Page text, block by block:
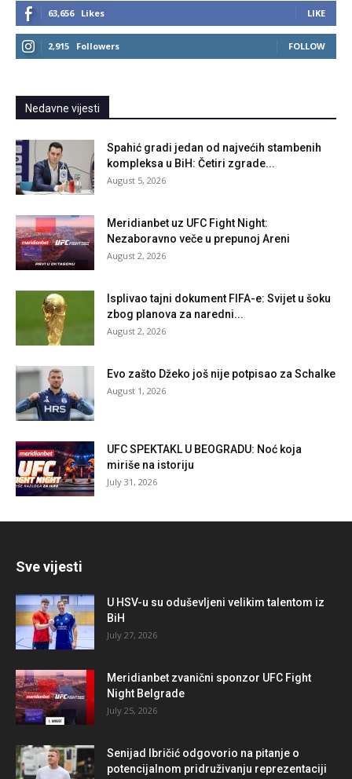
63,656 Likes LIKE
2,915 Followers FOLLOW
Nedavne vijesti
Spahić gradi jedan od najvećih stambenih
kompleksa u BiH: Četiri zgrade...
August 5, 2026
Meridianbet uz UFC Fight Night:
Nezaboravno veče u prepunoj Areni
August 2, 2026
Isplivao tajni dokument FIFA-e: Svijet u šoku
zbog planova za naredni...
August 2, 2026
Evo zašto Džeko još nije potpisao za Schalke
August 1, 2026
UFC SPEKTAKL U BEOGRADU: Noć koja
miriše na istoriju
July 31, 2026
Sve vijesti
U HSV-u su oduševljeni velikim talentom iz
BiH
July 27, 2026
Meridianbet zvanični sponzor UFC Fight
Night Belgrade
July 25, 2026
Senijad Ibričić odgovorio na pitanje o
potencijalnom pridruživanju reprezentaciji